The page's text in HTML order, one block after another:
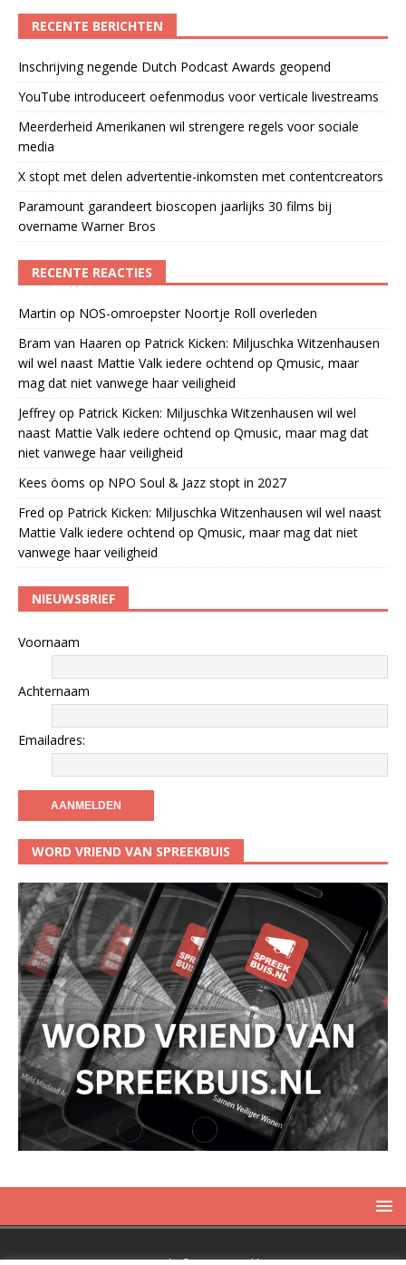
RECENTE BERICHTEN
Inschrijving negende Dutch Podcast Awards geopend
YouTube introduceert oefenmodus voor verticale livestreams
Meerderheid Amerikanen wil strengere regels voor sociale
media
X stopt met delen advertentie-inkomsten met contentcreators
Paramount garandeert bioscopen jaarlijks 30 films bij
overname Warner Bros
RECENTE REACTIES
Martin op NOS-omroepster Noortje Roll overleden
Bram van Haaren op Patrick Kicken: Miljuschka Witzenhausen
wil wel naast Mattie Valk iedere ochtend op Qmusic, maar
mag dat niet vanwege haar veiligheid
Jeffrey op Patrick Kicken: Miljuschka Witzenhausen wil wel
naast Mattie Valk iedere ochtend op Qmusic, maar mag dat
niet vanwege haar veiligheid
Kees öoms op NPO Soul & Jazz stopt in 2027
Fred op Patrick Kicken: Miljuschka Witzenhausen wil wel naast
Mattie Valk iedere ochtend op Qmusic, maar mag dat niet
vanwege haar veiligheid
NIEUWSBRIEF
Voornaam
Achternaam
Emailadres:
WORD VRIEND VAN SPREEKBUIS